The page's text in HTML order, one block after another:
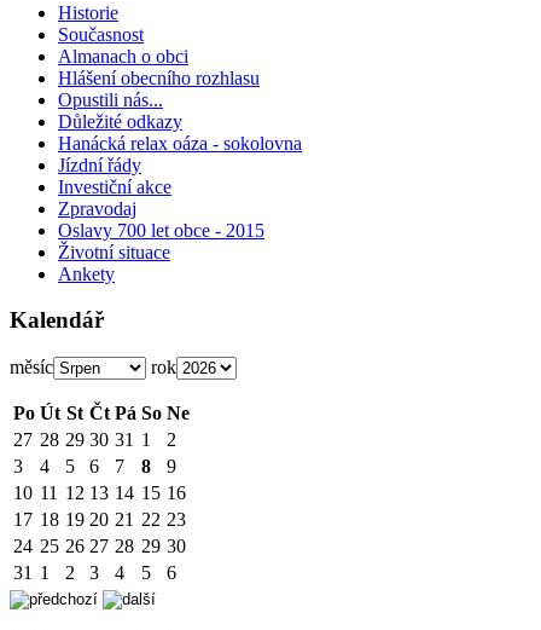
Historie
Současnost
Almanach o obci
Hlášení obecního rozhlasu
Opustili nás...
Důležité odkazy
Hanácká relax oáza - sokolovna
Jízdní řády
Investiční akce
Zpravodaj
Oslavy 700 let obce - 2015
Životní situace
Ankety
Kalendář
měsíc rok
Po Út St Čt Pá So Ne
27 28 29 30 31 1
2
3
4 5 6 7 8
9
10 11 12 13 14 15 16
17 18 19 20 21 22 23
24 25 26 27 28 29 30
31 1 2 3 4 5 6